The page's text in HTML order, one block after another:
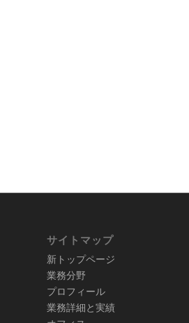
サイトマップ
新トップページ
業務分野
プロフィール
業務詳細と実績